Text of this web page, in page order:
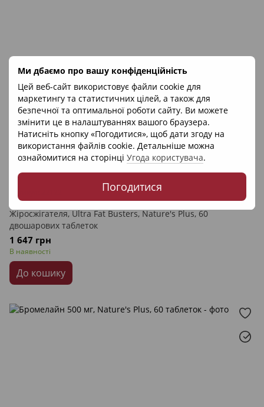
Ми дбаємо про вашу конфіденційність
Цей веб-сайт використовує файли cookie для
маркетингу та статистичних цілей, а також для
безпечної та оптимальної роботи сайту. Ви можете
змінити це в налаштуваннях вашого браузера.
Натисніть кнопку «Погодитися», щоб дати згоду на
використання файлів cookie. Детальніше можна
ознайомитися на сторінці Угода користувача.
Погодитися
Nature's Plus
Жіросжігателя, Ultra Fat Busters, Nature's Plus, 60
двошарових таблеток
1 647 грн
В наявності
До кошику